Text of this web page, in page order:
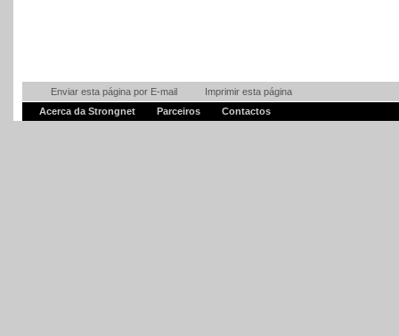
Enviar esta página por E-mail
Imprimir esta página
Acerca da Strongnet
Parceiros Contactos